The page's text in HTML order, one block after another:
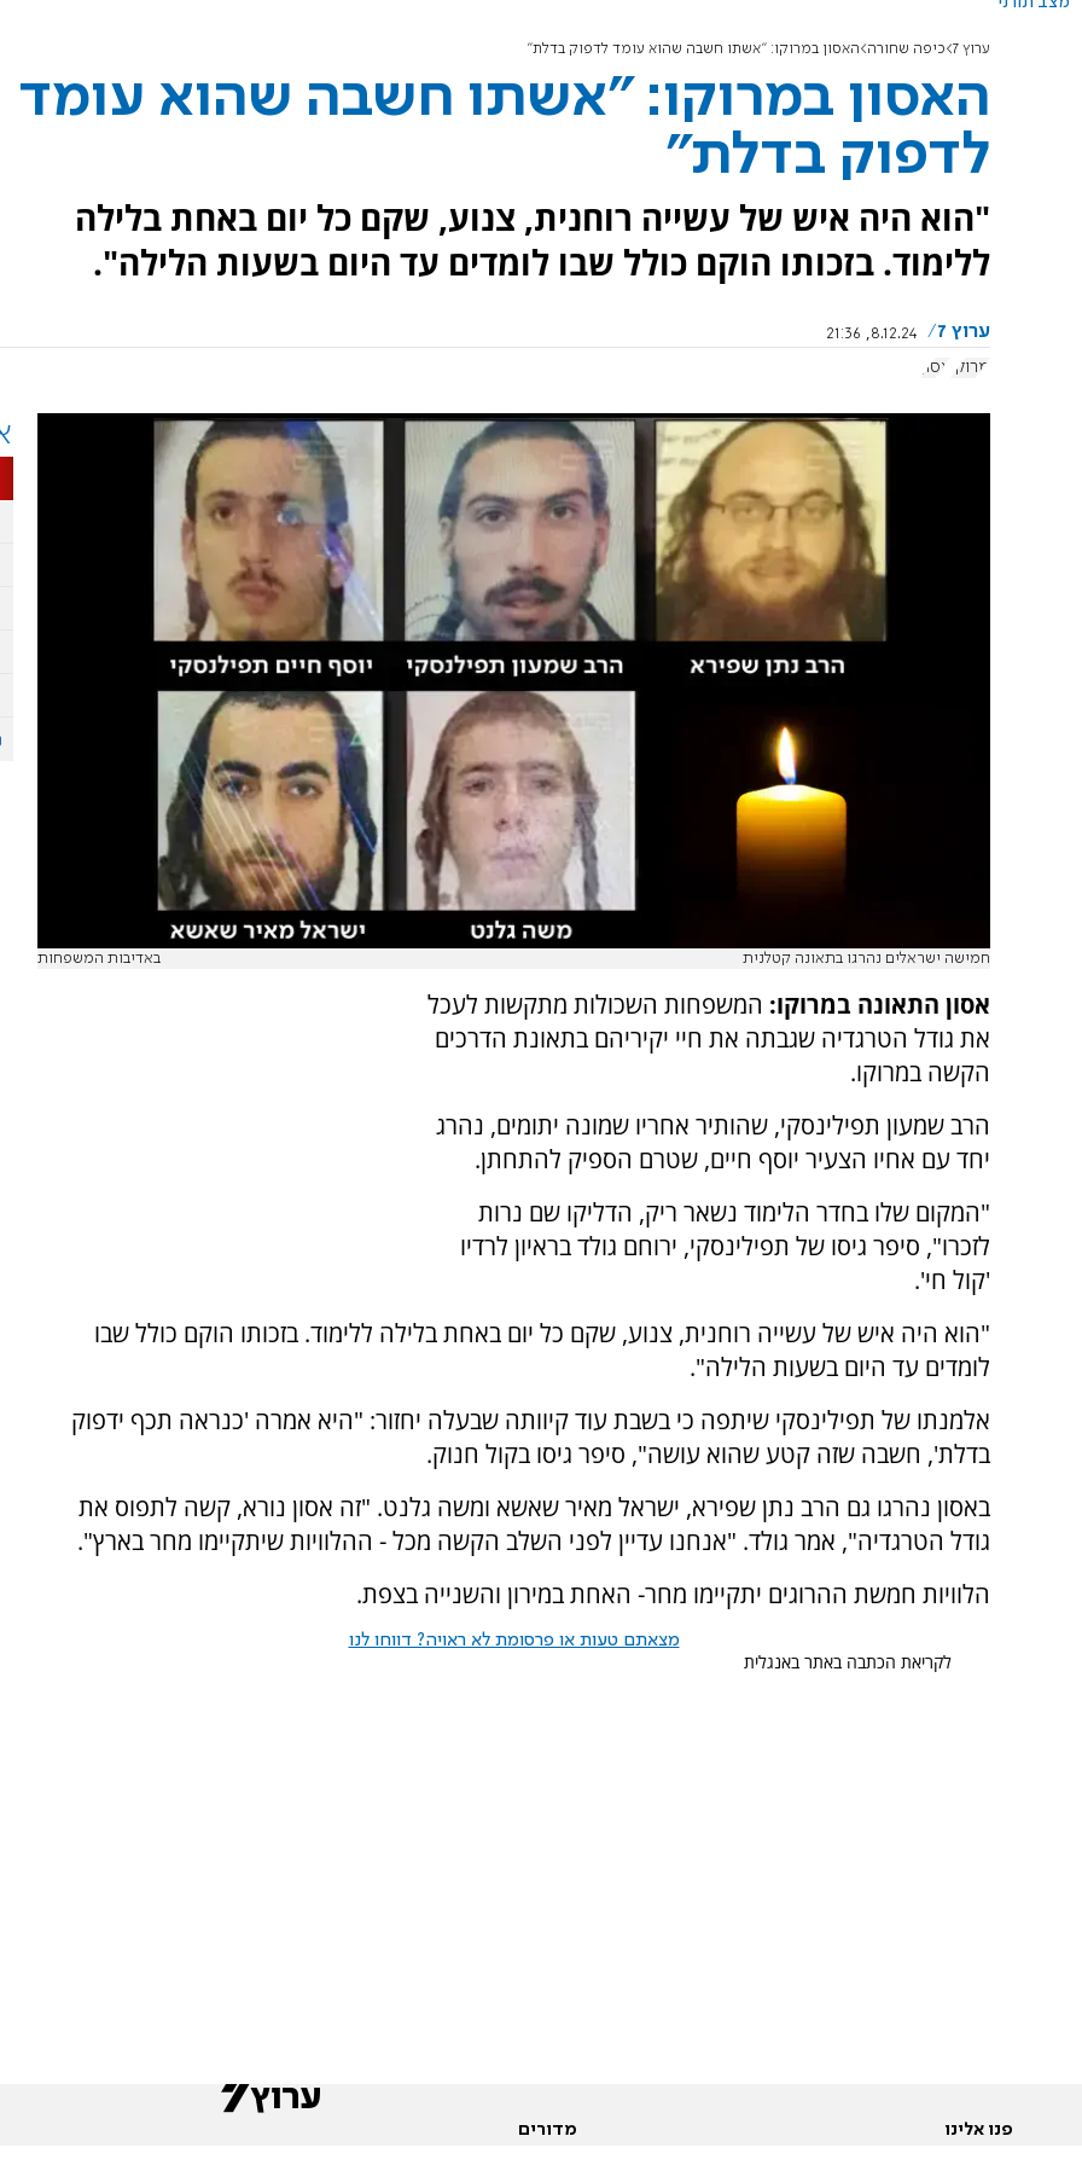
ערוץ 7 כיפה שחורה האסון במרוקו: "אשתו חשבה שהוא עומד לדפוק בדלת"
האסון במרוקו: "אשתו חשבה שהוא עומד
לדפוק בדלת"
"הוא היה איש של עשייה רוחנית, צנוע, שקם כל יום באחת בלילה
ללימוד. בזכותו הוקם כולל שבו לומדים עד היום בשעות הלילה".
ערוץ 7
8.12.24, 21:36
מרוקו
אסון
חמישה ישראלים נהרגו בתאונה קטלנית באדיבות המשפחות
אסון התאונה במרוקו: המשפחות השכולות מתקשות לעכל
את גודל הטרגדיה שגבתה את חיי יקיריהם בתאונת הדרכים
הקשה במרוקו.
הרב שמעון תפילינסקי, שהותיר אחריו שמונה יתומים, נהרג
יחד עם אחיו הצעיר יוסף חיים, שטרם הספיק להתחתן.
"המקום שלו בחדר הלימוד נשאר ריק, הדליקו שם נרות
לזכרו", סיפר גיסו של תפילינסקי, ירוחם גולד בראיון לרדיו
'קול חי'.
"הוא היה איש של עשייה רוחנית, צנוע, שקם כל יום באחת בלילה ללימוד. בזכותו הוקם כולל שבו
לומדים עד היום בשעות הלילה".
אלמנתו של תפילינסקי שיתפה כי בשבת עוד קיוותה שבעלה יחזור: "היא אמרה 'כנראה תכף ידפוק
בדלת', חשבה שזה קטע שהוא עושה", סיפר גיסו בקול חנוק.
באסון נהרגו גם הרב נתן שפירא, ישראל מאיר שאשא ומשה גלנט. "זה אסון נורא, קשה לתפוס את
גודל הטרגדיה", אמר גולד. "אנחנו עדיין לפני השלב הקשה מכל - ההלוויות שיתקיימו מחר בארץ".
הלוויות חמשת ההרוגים יתקיימו מחר- האחת במירון והשנייה בצפת.
מצאתם טעות או פרסומת לא ראויה? דווחו לנו
לקריאת הכתבה באתר באנגלית
פנו אלינו מדורים